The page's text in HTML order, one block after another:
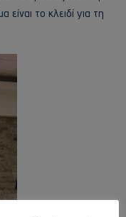
το κλειδί για τη